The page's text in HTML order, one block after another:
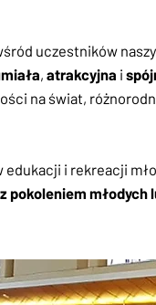
uczestników
,atrakcyjna i
na świat,
edukacji i rekreacji
pokoleniem młodych